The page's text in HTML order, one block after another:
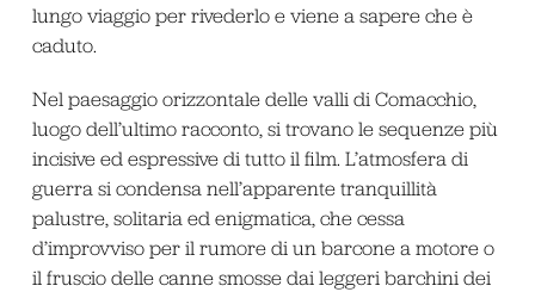
lungo viaggio per rivederlo e viene a sapere che è
caduto.
Nel paesaggio orizzontale delle valli di Comacchio,
luogo dell’ultimo racconto, si trovano le sequenze più
incisive ed espressive di tutto il film. L’atmosfera di
guerra si condensa nell’apparente tranquillità
palustre, solitaria ed enigmatica, che cessa
d’improvviso per il rumore di un barcone a motore o
il fruscio delle canne smosse dai leggeri barchini dei